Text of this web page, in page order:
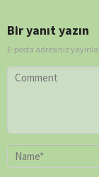
Say,
Mark
Mike
Peter
Chinn,
Shaun
Bir yanıt yazın
E-posta adresiniz